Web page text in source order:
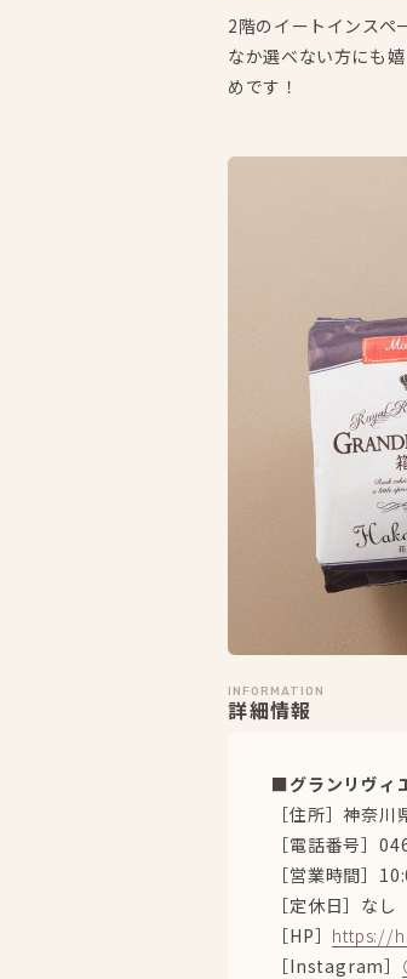
2階のイートインスペ
なか選べない方にも
めです！
INFORMATION
詳細情報
■グランリヴィ
［住所］神奈
［電話番号］
［営業時間］
［定休日］なし
［HP］ https://
［Instagram］